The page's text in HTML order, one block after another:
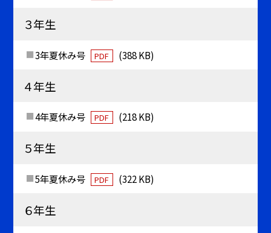
３年生
3年夏休み号 PDF (388 KB)
４年生
4年夏休み号 PDF (218 KB)
５年生
5年夏休み号 PDF (322 KB)
６年生